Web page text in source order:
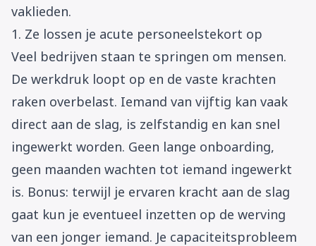
vaklieden.
1. Ze lossen je acute personeelstekort op
Veel bedrijven staan te springen om mensen.
De werkdruk loopt op en de vaste krachten
raken overbelast. Iemand van vijftig kan vaak
direct aan de slag, is zelfstandig en kan snel
ingewerkt worden. Geen lange onboarding,
geen maanden wachten tot iemand ingewerkt
is. Bonus: terwijl je ervaren kracht aan de slag
gaat kun je eventueel inzetten op de werving
van een jonger iemand. Je capaciteitsprobleem